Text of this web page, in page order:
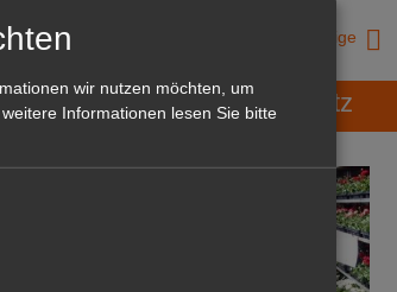
für die
zum
Rosa.
FGJ)
zur Anzeige
GABOT Marktplatz
wir nutzen möchten, um
Informationen lesen Sie bitte